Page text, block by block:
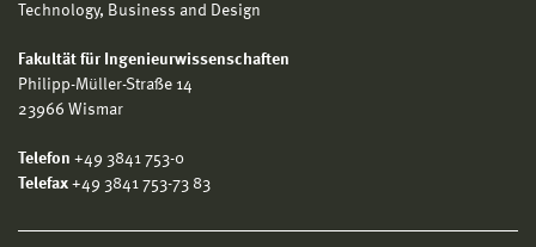
Technology, Business and Design
Fakultät für Ingenieurwissenschaften
Philipp-Müller-Straße 14
23966 Wismar
Telefon +49 3841 753-0
Telefax +49 3841 753-73 83